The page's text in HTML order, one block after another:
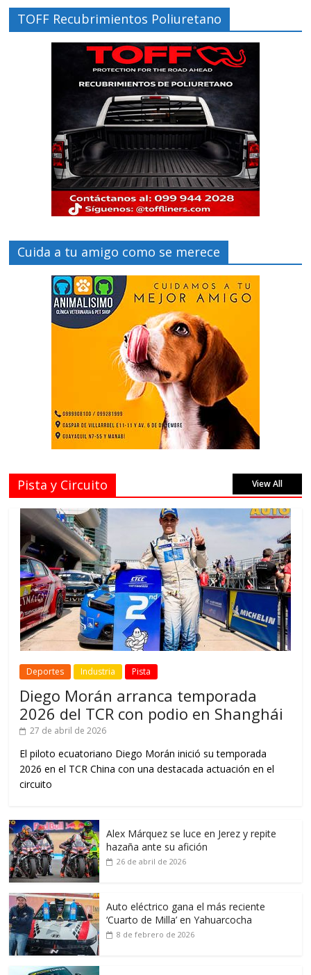
TOFF Recubrimientos Poliuretano
Cuida a tu amigo como se merece
Pista y Circuito View All
Deportes Industria Pista
Diego Morán arranca temporada
2026 del TCR con podio en Shanghái
27 de abril de 2026
El piloto ecuatoriano Diego Morán inició su temporada
2026 en el TCR China con una destacada actuación en el
circuito
Alex Márquez se luce en Jerez y repite
hazaña ante su afición
26 de abril de 2026
Auto eléctrico gana el más reciente
‘Cuarto de Milla’ en Yahuarcocha
8 de febrero de 2026